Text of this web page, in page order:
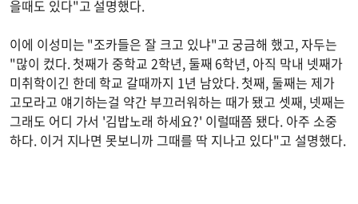
을때도 있다"고 설명했다.
이에 이성미는 "조카들은 잘 크고 있냐"고 궁금해 했고, 자두는
"많이 컸다. 첫째가 중학교 2학년, 둘째 6학년, 아직 막내 넷째가
미취학이긴 한데 학교 갈때까지 1년 남았다. 첫째, 둘째는 제가
고모라고 얘기하는걸 약간 부끄러워하는 때가 됐고 셋째, 넷째는
그래도 어디 가서 '김밥노래 하세요?' 이럴때쯤 됐다. 아주 소중
하다. 이거 지나면 못보니까 그때를 딱 지나고 있다"고 설명했다.